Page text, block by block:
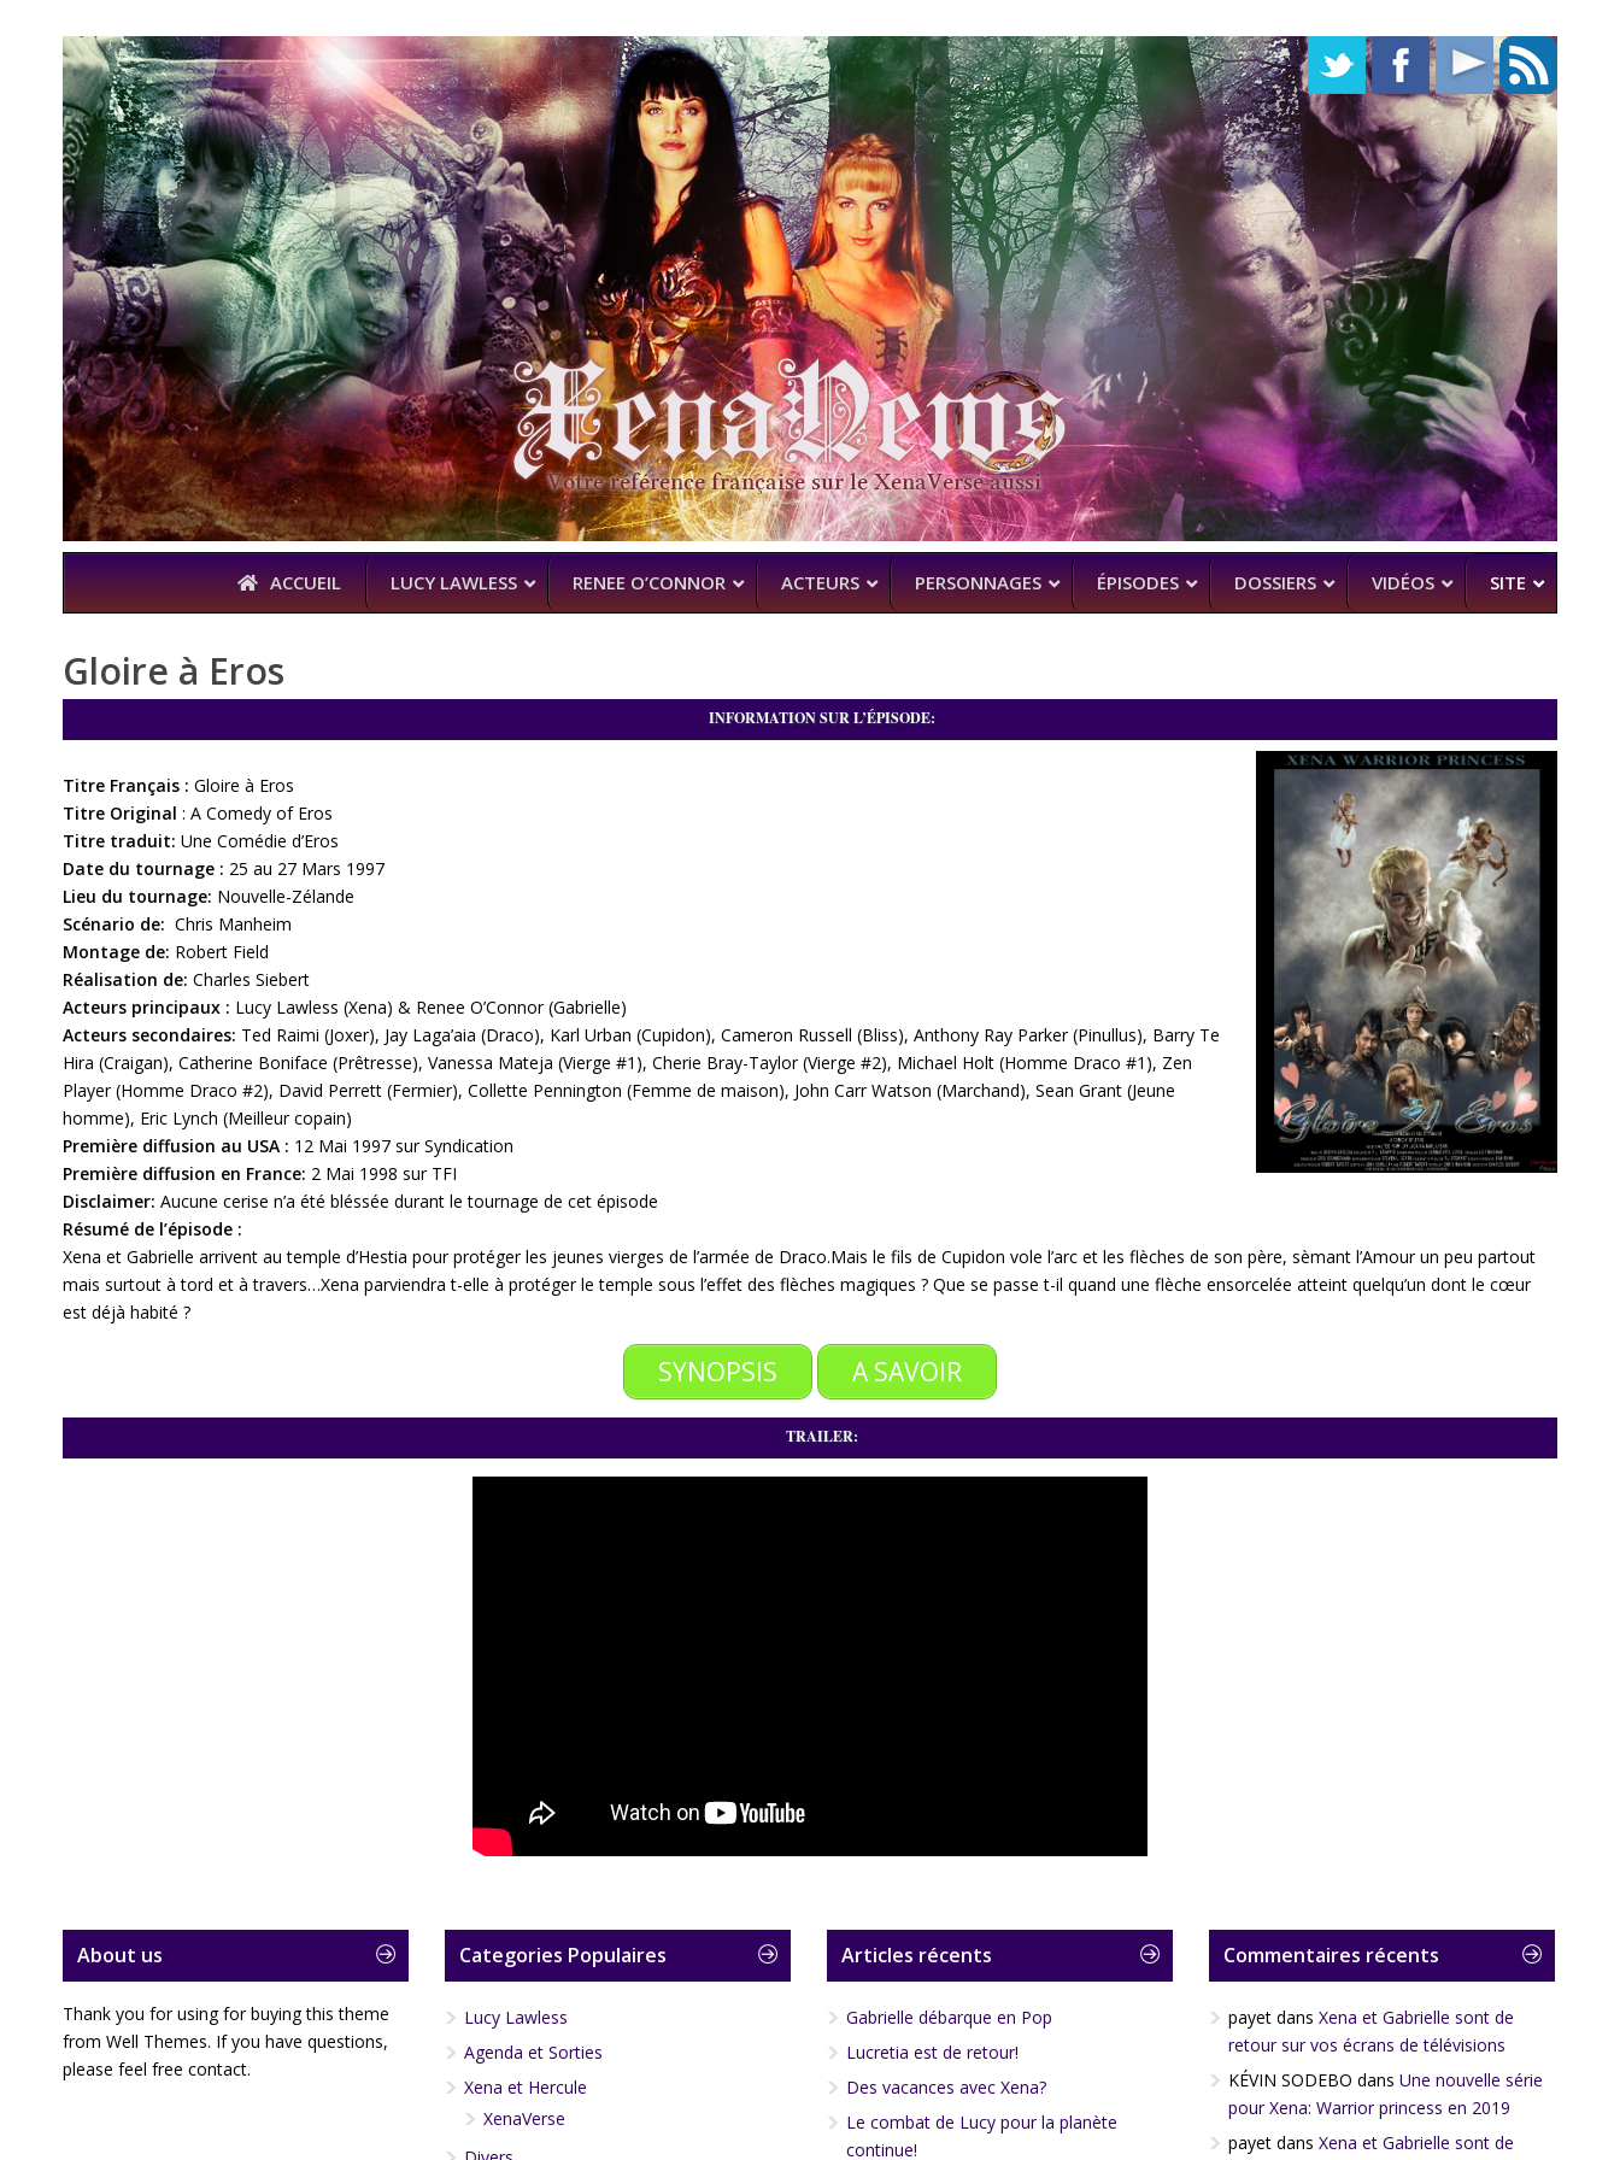
ACCUEIL LUCY LAWLESS RENEE O’CONNOR ACTEURS
À L’ANTENNE ACTUELLEMENT
PROCHAINEMENT
DANIELLE CORMACK (BEA SMITH)
PERSONNAGES ÉPISODES DOSSIERS VIDÉOS SITE
Gloire à Eros
INFORMATION SUR L’ÉPISODE:
Titre Français : Gloire à Eros
Titre Original : A Comedy of Eros
Titre traduit: Une Comédie d’Eros
Date du tournage : 25 au 27 Mars 1997
Lieu du tournage: Nouvelle-Zélande
Scénario de: Chris Manheim
Montage de: Robert Field
Réalisation de: Charles Siebert
Acteurs principaux : Lucy Lawless (Xena) & Renee O’Connor (Gabrielle)
Acteurs secondaires: Ted Raimi (Joxer), Jay Laga’aia (Draco), Karl Urban (Cupidon), Cameron Russell (Bliss), Anthony Ray Parker (Pinullus), Barry Te
Hira (Craigan), Catherine Boniface (Prêtresse), Vanessa Mateja (Vierge #1), Cherie Bray-Taylor (Vierge #2), Michael Holt (Homme Draco #1), Zen
Player (Homme Draco #2), David Perrett (Fermier), Collette Pennington (Femme de maison), John Carr Watson (Marchand), Sean Grant (Jeune
homme), Eric Lynch (Meilleur copain)
Première diffusion au USA : 12 Mai 1997 sur Syndication
Première diffusion en France: 2 Mai 1998 sur TFI
Disclaimer: Aucune cerise n’a été bléssée durant le tournage de cet épisode
Résumé de l’épisode :
Xena et Gabrielle arrivent au temple d’Hestia pour protéger les jeunes vierges de l’armée de Draco.Mais le fils de Cupidon vole l’arc et les flèches de son père, sèmant l’Amour un peu partout
mais surtout à tord et à travers…Xena parviendra t-elle à protéger le temple sous l’effet des flèches magiques ? Que se passe t-il quand une flèche ensorcelée atteint quelqu’un dont le cœur
est déjà habité ?
SYNOPSIS A SAVOIR
TRAILER:
About us
Thank you for using for buying this theme
from Well Themes. If you have questions,
please feel free contact.
Categories Populaires
Lucy Lawless
Agenda et Sorties
Xena et Hercule
XenaVerse
Articles récents
Gabrielle débarque en Pop
Lucretia est de retour!
Des vacances avec Xena?
Le combat de Lucy pour la planète
continue!
Commentaires récents
payet dans Xena et Gabrielle sont de
retour sur vos écrans de télévisions
KÉVIN SODEBO dans Une nouvelle série
pour Xena: Warrior princess en 2019
payet dans Xena et Gabrielle sont de